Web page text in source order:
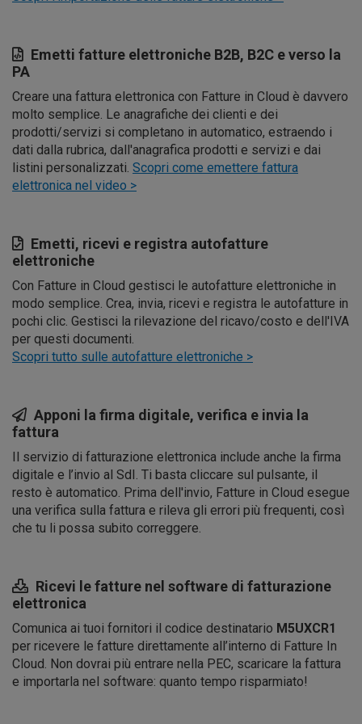
Emetti fatture elettroniche B2B, B2C e verso la
PA
Creare una fattura elettronica con Fatture in Cloud è davvero
molto semplice. Le anagrafiche dei clienti e dei
prodotti/servizi si completano in automatico, estraendo i
dati dalla rubrica, dall'anagrafica prodotti e servizi e dai
listini personalizzati. Scopri come emettere fattura
elettronica nel video >
Emetti, ricevi e registra autofatture
elettroniche
Con Fatture in Cloud gestisci le autofatture elettroniche in
modo semplice. Crea, invia, ricevi e registra le autofatture in
pochi clic. Gestisci la rilevazione del ricavo/costo e dell'IVA
per questi documenti.
Scopri tutto sulle autofatture elettroniche >
Apponi la firma digitale, verifica e invia la
fattura
Il servizio di fatturazione elettronica include anche la firma
digitale e l’invio al SdI. Ti basta cliccare sul pulsante, il
resto è automatico. Prima dell'invio, Fatture in Cloud esegue
una verifica sulla fattura e rileva gli errori più frequenti, così
che tu li possa subito correggere.
Ricevi le fatture nel software di fatturazione
elettronica
Comunica ai tuoi fornitori il codice destinatario M5UXCR1
per ricevere le fatture direttamente all’interno di Fatture In
Cloud. Non dovrai più entrare nella PEC, scaricare la fattura
e importarla nel software: quanto tempo risparmiato!